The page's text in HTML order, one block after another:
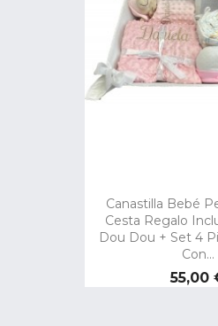
Canastilla Bebé
Cesta Regalo
Dou Dou + Set 4
Con...
Precio
55,00